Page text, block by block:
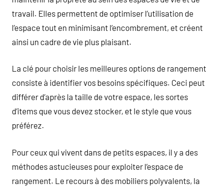
travail. Elles permettent de optimiser l’utilisation de
l’espace tout en minimisant l’encombrement, et créent
ainsi un cadre de vie plus plaisant.
La clé pour choisir les meilleures options de rangement
consiste à identifier vos besoins spécifiques. Ceci peut
différer d’après la taille de votre espace, les sortes
d’items que vous devez stocker, et le style que vous
préférez.
Pour ceux qui vivent dans de petits espaces, il y a des
méthodes astucieuses pour exploiter l’espace de
rangement. Le recours à des mobiliers polyvalents, la